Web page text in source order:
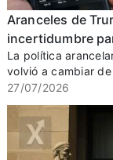
Aranceles de
incertidumbre
La política
volvió a cambiar
27/07/2026